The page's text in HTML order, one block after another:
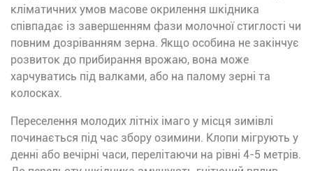
кліматичних умов масове окрилення шкідника
співпадає із завершенням фази молочної стиглості чи
повним дозріванням зерна. Якщо особина не закінчує
розвиток до прибирання врожаю, вона може
харчуватись під валками, або на палому зерні та
колосках.
Переселення молодих літніх імаго у місця зимівлі
починається під час збору озимини. Клопи мігрують у
денні або вечірні часи, перелітаючи на рівні 4-5 метрів.